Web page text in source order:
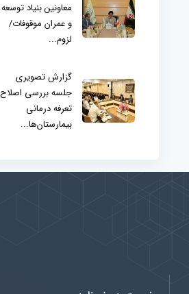
معاونین بنیاد توسعه
و عمران موقوفات/
لزوم...
گزارش تصویری
جلسه بررسی اصلاح
تعرفه درمانی
بیمارستان‌ها...